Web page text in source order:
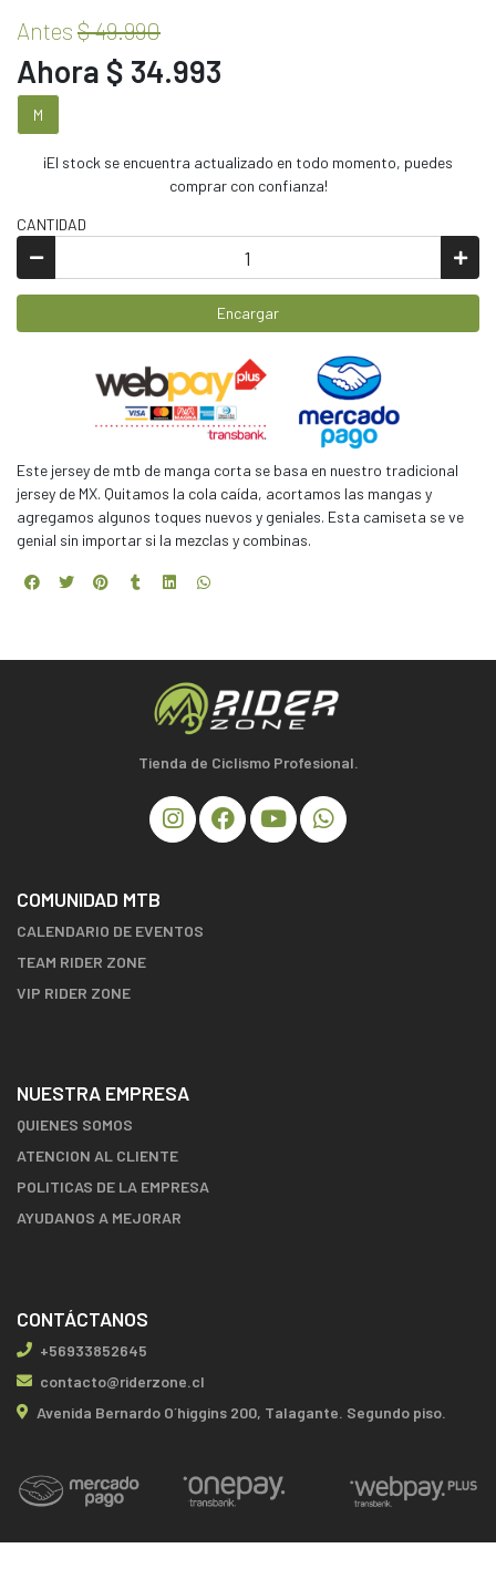
Antes $ 49.990
Ahora $ 34.993
M
¡El stock se encuentra actualizado en todo momento, puedes
comprar con confianza!
CANTIDAD
Encargar
Este jersey de mtb de manga corta se basa en nuestro tradicional
jersey de MX. Quitamos la cola caída, acortamos las mangas y
agregamos algunos toques nuevos y geniales. Esta camiseta se ve
genial sin importar si la mezclas y combinas.
Tienda de Ciclismo Profesional.
COMUNIDAD MTB
CALENDARIO DE EVENTOS
TEAM RIDER ZONE
VIP RIDER ZONE
NUESTRA EMPRESA
QUIENES SOMOS
ATENCION AL CLIENTE
POLITICAS DE LA EMPRESA
AYUDANOS A MEJORAR
CONTÁCTANOS
+56933852645
contacto@riderzone.cl
Avenida Bernardo O´higgins 200, Talagante. Segundo piso.